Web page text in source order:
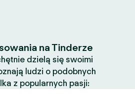
na Tinderze
dzielą się swoimi
ludzi o podobnych
z popularnych pasji: